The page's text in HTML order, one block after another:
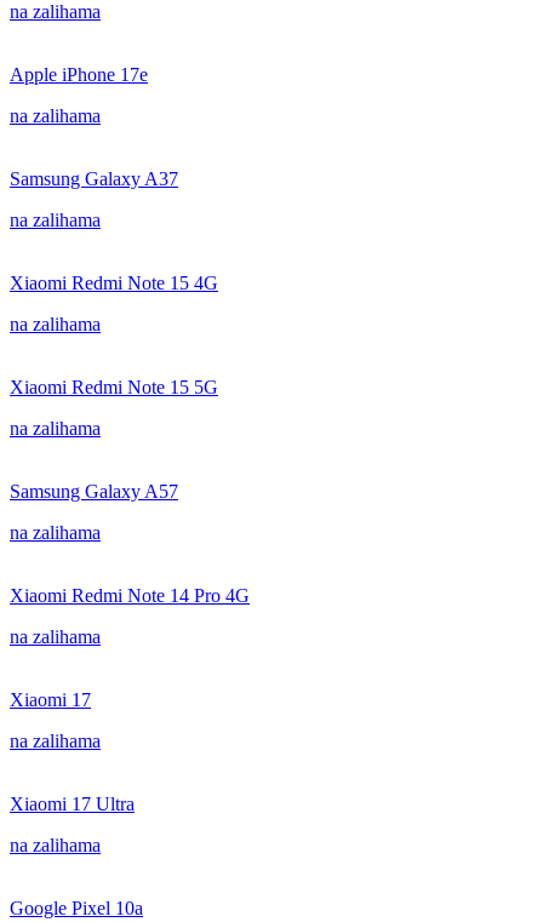
na zalihama
Apple iPhone 17e
na zalihama
Samsung Galaxy A37
na zalihama
Xiaomi Redmi Note 15 4G
na zalihama
Xiaomi Redmi Note 15 5G
na zalihama
Samsung Galaxy A57
na zalihama
Xiaomi Redmi Note 14 Pro 4G
na zalihama
Xiaomi 17
na zalihama
Xiaomi 17 Ultra
na zalihama
Google Pixel 10a